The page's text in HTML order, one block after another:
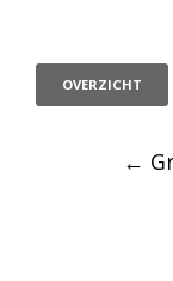
OVERZICHT
Post
←